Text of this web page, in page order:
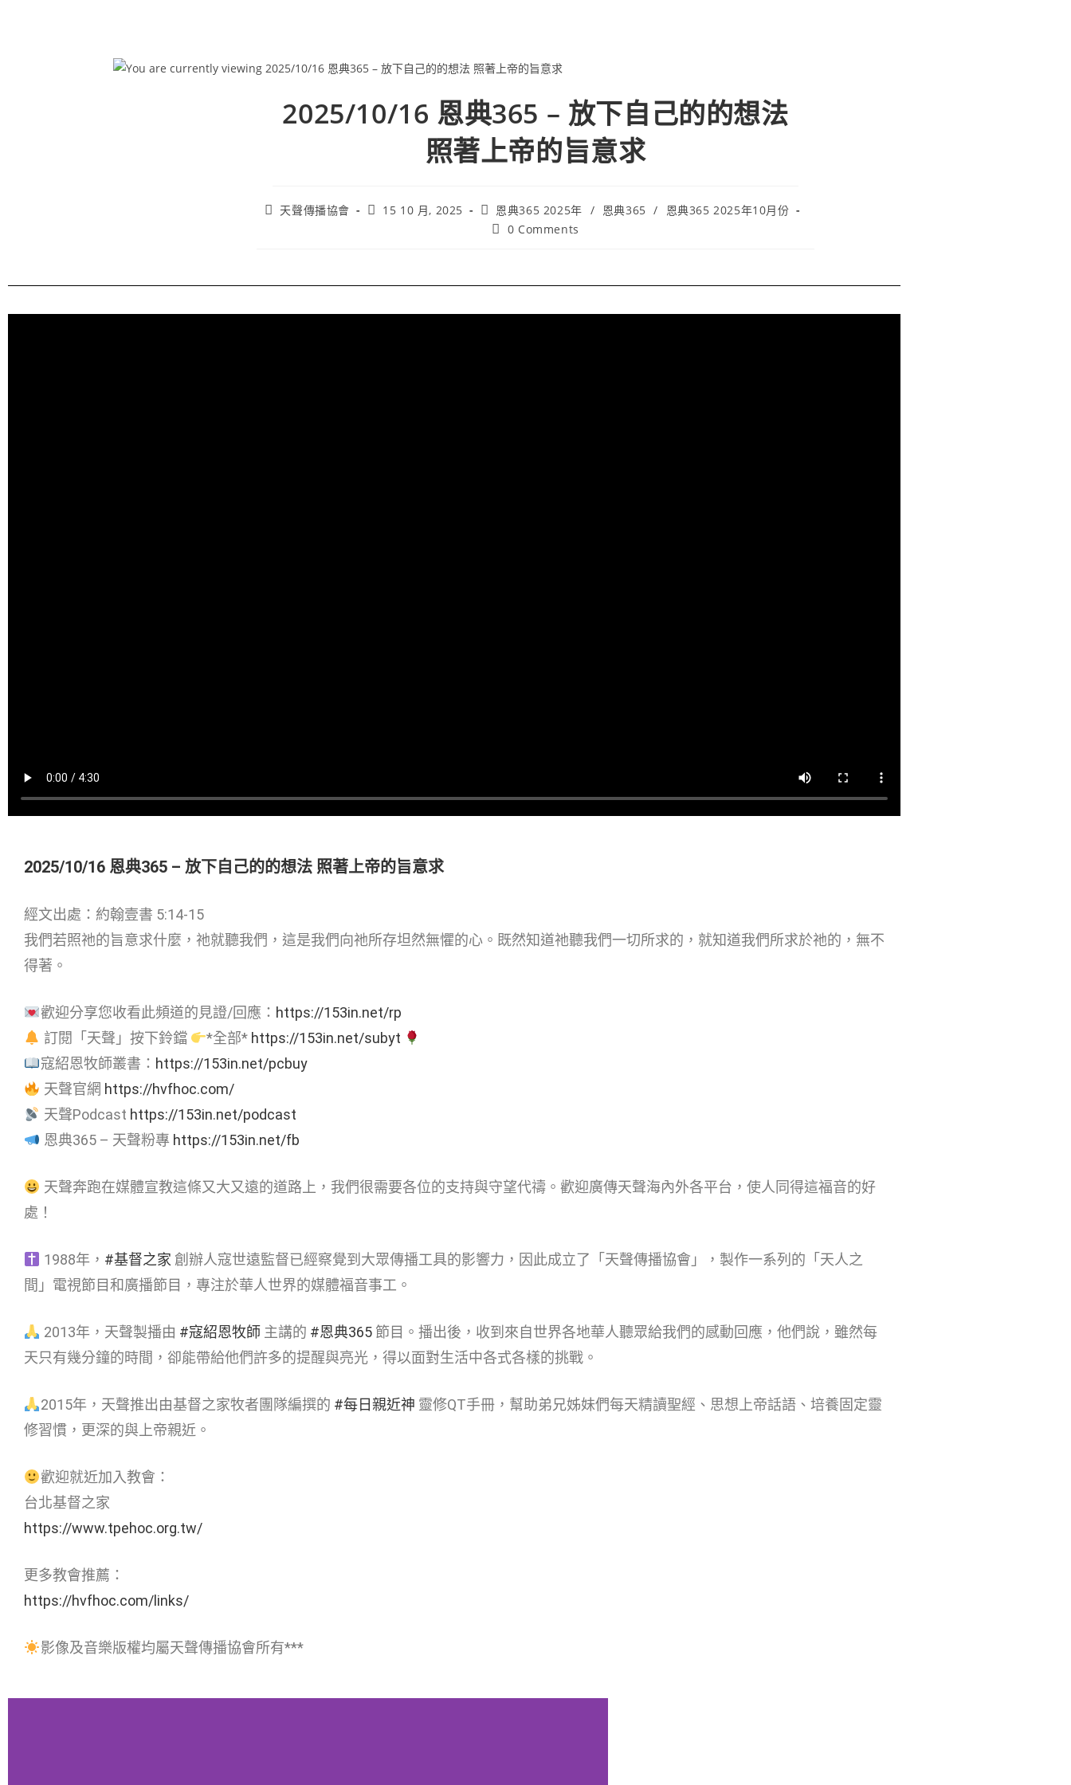
2025/10/16 恩典365 – 放下自己的的想法
照著上帝的旨意求
天聲傳播協會 15 10 月, 2025 恩典365 2025年 / 恩典365 /
恩典365 2025年10月份
0 Comments
2025/10/16 恩典365 – 放下自己的的想法 照著上帝的旨意求
經文出處：約翰壹書 5:14-15
我們若照祂的旨意求什麼，祂就聽我們，這是我們向祂所存坦然無懼的心。既然知道祂聽我們一切所求的，就知道我們所求於祂的，無不
得著。
歡迎分享您收看此頻道的見證/回應： https://153in.net/rp
訂閱「天聲」按下鈴鐺
*全部* https://153in.net/subyt
寇紹恩牧師叢書： https://153in.net/pcbuy
天聲官網 https://hvfhoc.com/
天聲Podcast https://153in.net/podcast
恩典365 – 天聲粉專 https://153in.net/fb
天聲奔跑在媒體宣教這條又大又遠的道路上，我們很需要各位的支持與守望代禱。歡迎廣傳天聲海內外各平台，使人同得這福音的好
處！
1988年， #基督之家 創辦人寇世遠監督已經察覺到大眾傳播工具的影響力，因此成立了「天聲傳播協會」，製作一系列的「天人之
間」電視節目和廣播節目，專注於華人世界的媒體福音事工。
2013年，天聲製播由 #寇紹恩牧師主講的 #恩典365節目。播出後，收到來自世界各地華人聽眾給我們的感動回應，他們說，雖然每
天只有幾分鐘的時間，卻能帶給他們許多的提醒與亮光，得以面對生活中各式各樣的挑戰。
2015年，天聲推出由基督之家牧者團隊編撰的 #每日親近神 靈修QT手冊，幫助弟兄姊妹們每天精讀聖經、思想上帝話語、培養固定靈
修習慣，更深的與上帝親近。
歡迎就近加入教會：
台北基督之家
https://www.tpehoc.org.tw/
更多教會推薦：
https://hvfhoc.com/links/
影像及音樂版權均屬天聲傳播協會所有***